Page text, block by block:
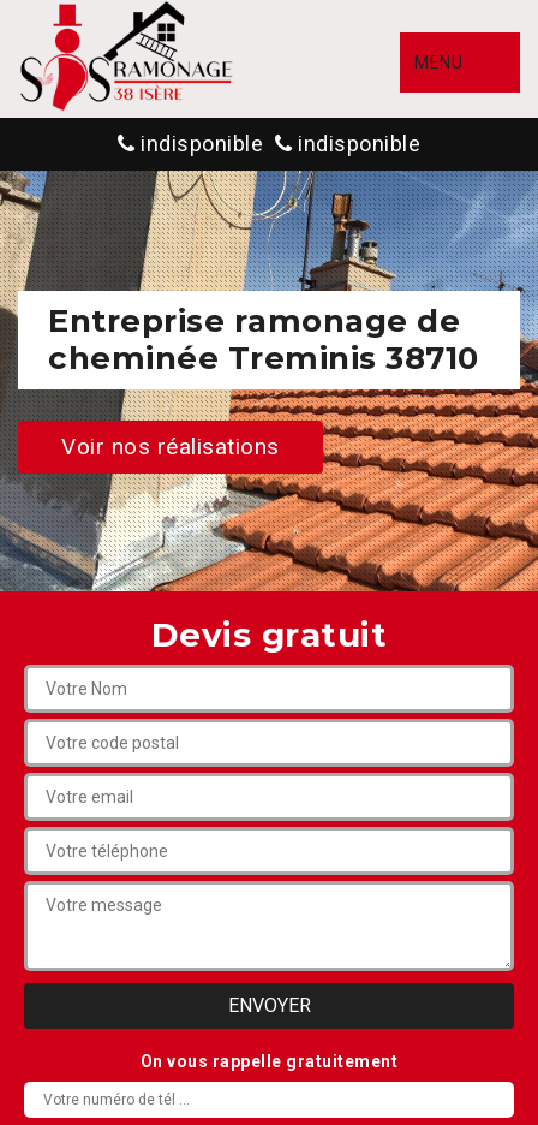
MENU
indisponible indisponible
Entreprise ramonage de
cheminée Treminis 38710
Voir nos réalisations
Devis gratuit
On vous rappelle gratuitement